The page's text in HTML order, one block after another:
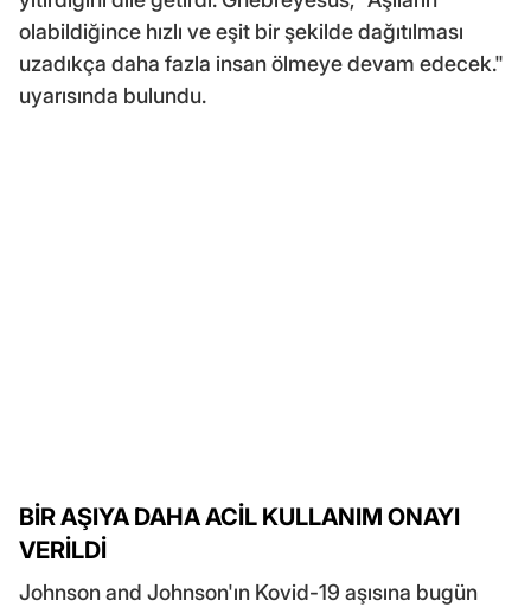
olabildiğince hızlı ve eşit bir şekilde dağıtılması
uzadıkça daha fazla insan ölmeye devam edecek."
uyarısında bulundu.
BİR AŞIYA DAHA ACİL KULLANIM ONAYI
VERİLDİ
Johnson and Johnson'ın Kovid-19 aşısına bugün